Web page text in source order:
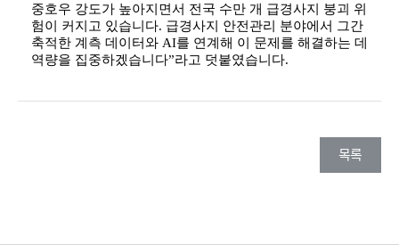
중호우 강도가 높아지면서 전국 수만 개 급경사지 붕괴 위
험이 커지고 있습니다. 급경사지 안전관리 분야에서 그간
축적한 계측 데이터와 AI를 연계해 이 문제를 해결하는 데
역량을 집중하겠습니다”라고 덧붙였습니다.
목록